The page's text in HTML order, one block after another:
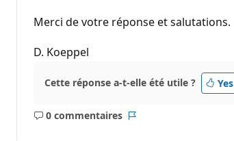
Merci de votre réponse et salutations.
D. Koeppel
Cette réponse a-t-elle été utile ? Yes
0 commentaires
Aucun